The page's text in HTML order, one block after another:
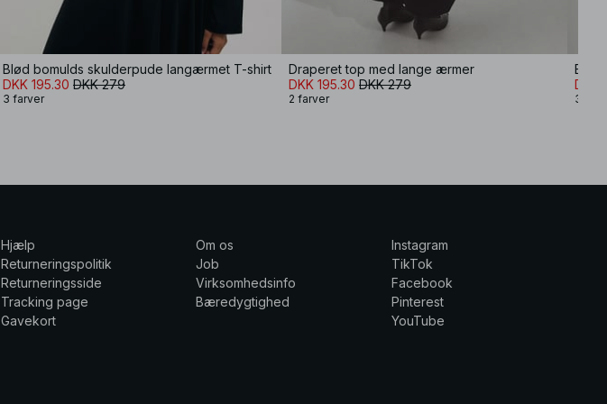
Blød bomulds skulderpude langærmet T-shirt
DKK 195.30 DKK 279
3 farver
Draperet top med lange ærmer
DKK 195.30 DKK 279
2 farver
DKK
3
Hjælp
Returneringspolitik
Returneringsside
Tracking page
Gavekort
Om os
Job
Virksomhedsinfo
Bæredygtighed
Instagram
TikTok
Facebook
Pinterest
YouTube